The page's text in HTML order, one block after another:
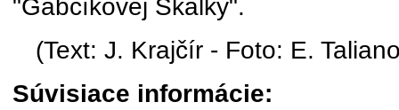
"Gabčíkovej Skalky".
(Text: J. Krajčír - Foto: E.
Súvisiace informácie: